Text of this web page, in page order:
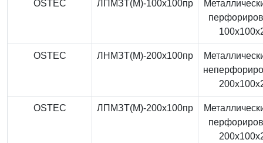
OSTEC ЛПМЗТ(М)-100x100пр
OSTEC ЛНМЗТ(М)-200x100пр
OSTEC ЛПМЗТ(М)-200x100пр